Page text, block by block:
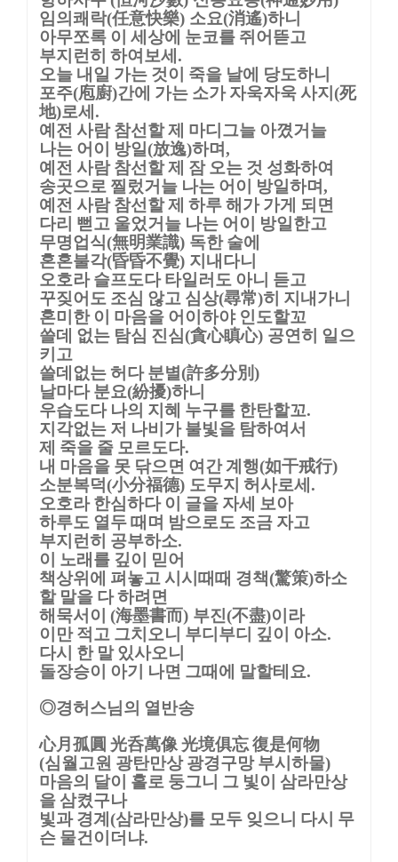
임의쾌락(任意快樂) 소요(消遙)하니
아무쪼록 이 세상에 눈코를 쥐어뜯고
부지런히 하여보세 .
오늘 내일 가는 것이 죽을 날에 당도하니
포주(庖廚)간에 가는 소가 자욱자욱 사지 (死
地)로세 .
예전 사람 참선할 제 마디그늘 아꼈거늘
나는 어이 방일(放逸)하며,
예전 사람 참선할 제 잠 오는 것 성화하여
송곳으로 찔렀거늘 나는 어이 방일하며,
예전 사람 참선할 제 하루 해가 가게 되면
다리 뻗고 울었거늘 나는 어이 방일한고
무명업식(無明業識) 독한 술에
혼혼불각(昏昏不覺) 지내다니
오호라 슬프도다 타일러도 아니 듣고
꾸짖어도 조심 않고 심상(尋常)히 지내가니
혼미한 이 마음을 어이하야 인도할꼬
쓸데 없는 탐심 진심(貪心瞋心) 공연히 일으
키고
쓸데없는 허다 분별(許多分別)
날마다 분요(紛擾)하니
우습도다 나의 지혜 누구를 한탄할꼬.
지각없는 저 나비가 불빛을 탐하여서
제 죽을 줄 모르도다.
내 마음을 못 닦으면 여간 계행(如干戒行)
소분복덕(小分福德) 도무지 허사로세 .
오호라 한심하다 이 글을 자세 보아
하루도 열두 때며 밤으로도 조금 자고
부지런히 공부하소.
이 노래를 깊이 믿어
책상위에 펴놓고 시시때때 경책(驚策)하소
할 말을 다 하려면
해묵서이 (海墨書而) 부진(不盡)이라
이만 적고 그치오니 부디부디 깊이 아소.
다시 한 말 있사오니
돌장승이 아기 나면 그때에 말할테요.
◎경허스님의 열반송
心月孤圓 光呑萬像 光境俱忘 復是何物
(심월고원 광탄만상 광경구망 부시하물)
마음의 달이 홀로 둥그니 그 빛이 삼라만상
을 삼켰구나
빛과 경계 (삼라만상)를 모두 잊으니 다시 무
슨 물건이더냐.